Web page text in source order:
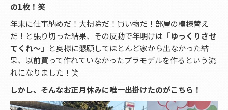
の1枚！笑
年末に仕事納めだ！大掃除だ！買い物だ！部屋の模様替え
だ！と張り切った結果、その反動で年明けは 「ゆっくりさせ
てくれ～」 と奥様に懇願してほとんど家から出なかった結
果、以前買って作れていなかったプラモデルを作るという流
れになりました！笑
しかし、そんなお正月休みに唯一出掛けたのがこちら！